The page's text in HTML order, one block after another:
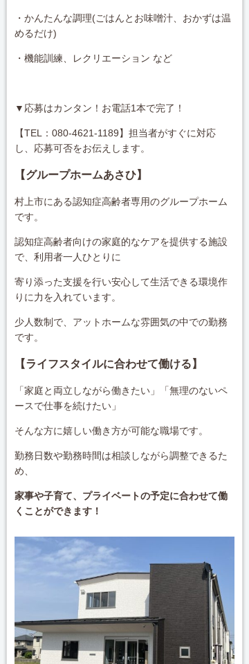
・かんたんな調理(ごはんとお味噌汁、おかずは温
めるだけ)
・機能訓練、レクリエーション など
▼応募はカンタン！お電話1本で完了！
【TEL：080-4621-1189】担当者がすぐに対応
し、応募可否をお伝えします。
【グループホームあさひ】
村上市にある認知症高齢者専用のグループホーム
です。
認知症高齢者向けの家庭的なケアを提供する施設
で、利用者一人ひとりに
寄り添った支援を行い安心して生活できる環境作
りに力を入れています。
少人数制で、アットホームな雰囲気の中での勤務
です。
【ライフスタイルに合わせて働ける】
「家庭と両立しながら働きたい」「無理のないペ
ースで仕事を続けたい」
そんな方に嬉しい働き方が可能な職場です。
勤務日数や勤務時間は相談しながら調整できるた
め、
家事や子育て、プライベートの予定に合わせて働
くことができます！